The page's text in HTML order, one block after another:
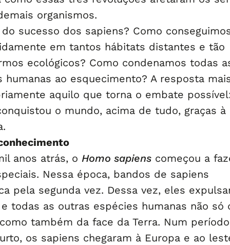
organismos.
sucesso dos sapiens? Como
em tantos hábitats distantes e tão
ecológicos? Como condenamos todas
humanas ao esquecimento? A resposta
aquilo que torna o embate
o mundo, acima de tudo, graças à
anos atrás, o Homo sapiens começou a
Nessa época, bandos de sapiens
pela segunda vez. Dessa vez, eles
todas as outras espécies humanas não só
também da face da Terra. Num período
os sapiens chegaram à Europa e ao